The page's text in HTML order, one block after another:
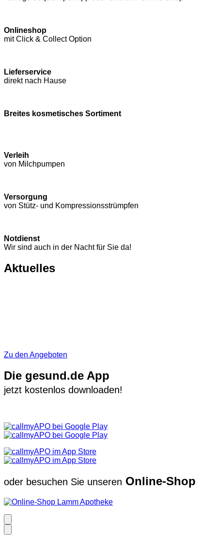
Onlineshop
mit Click & Collect Option
Lieferservice
direkt nach Hause
Breites kosmetisches Sortiment
Verleih
von Milchpumpen
Versorgung
von Stütz- und Kompressions­strümpfen
Notdienst
Wir sind auch in der Nacht für Sie da!
Aktuelles
Zu den Angeboten
Die gesund.de App
jetzt kostenlos downloaden!
oder besuchen Sie unseren Online-Shop